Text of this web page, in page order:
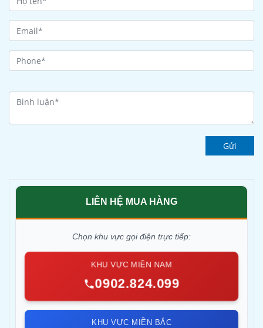
Gửi
LIÊN HỆ MUA HÀNG
Chọn khu vực gọi điện trực tiếp:
KHU VỰC MIỀN NAM
0902.824.099
KHU VỰC MIỀN BẮC